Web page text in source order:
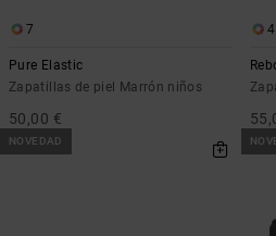
7
Pure Elastic
Zapatillas de piel Marrón niños
50,00 €
4
NOVEDAD